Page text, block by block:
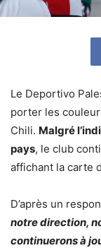
Le Deportivo
porter les
Chili. Malgré
pays, le club
affichant la carte
D’après un
notre direction,
continuerons à